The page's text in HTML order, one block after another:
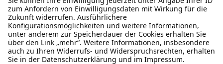
WhatsApp Support
+49 1520 8997191
Tritt unserem Newsletter bei